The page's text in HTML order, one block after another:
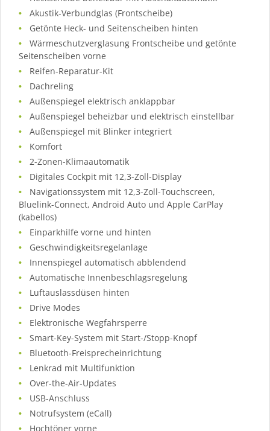
Akustik-Verbundglas (Frontscheibe)
Getönte Heck- und Seitenscheiben hinten
Wärmeschutzverglasung Frontscheibe und getönte
Seitenscheiben vorne
Reifen-Reparatur-Kit
Dachreling
Außenspiegel elektrisch anklappbar
Außenspiegel beheizbar und elektrisch einstellbar
Außenspiegel mit Blinker integriert
Komfort
2-Zonen-Klimaautomatik
Digitales Cockpit mit 12,3-Zoll-Display
Navigationssystem mit 12,3-Zoll-Touchscreen,
Bluelink-Connect, Android Auto und Apple CarPlay
(kabellos)
Einparkhilfe vorne und hinten
Geschwindigkeitsregelanlage
Innenspiegel automatisch abblendend
Automatische Innenbeschlagsregelung
Luftauslassdüsen hinten
Drive Modes
Elektronische Wegfahrsperre
Smart-Key-System mit Start-/Stopp-Knopf
Bluetooth-Freisprecheinrichtung
Lenkrad mit Multifunktion
Over-the-Air-Updates
USB-Anschluss
Notrufsystem (eCall)
Hochtöner vorne